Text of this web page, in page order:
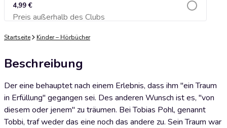
4,99 €
Preis außerhalb des ClubsZum Warenkorb hinzufügen
Startseite Kinder – Hörbücher
Beschreibung
Der eine behauptet nach einem Erlebnis, dass ihm "ein Traum
in Erfüllung" gegangen sei. Des anderen Wunsch ist es, "von
diesem oder jenem" zu träumen. Bei Tobias Pohl, genannt
Tobbi, traf weder das eine noch das andere zu. Sein Traum war